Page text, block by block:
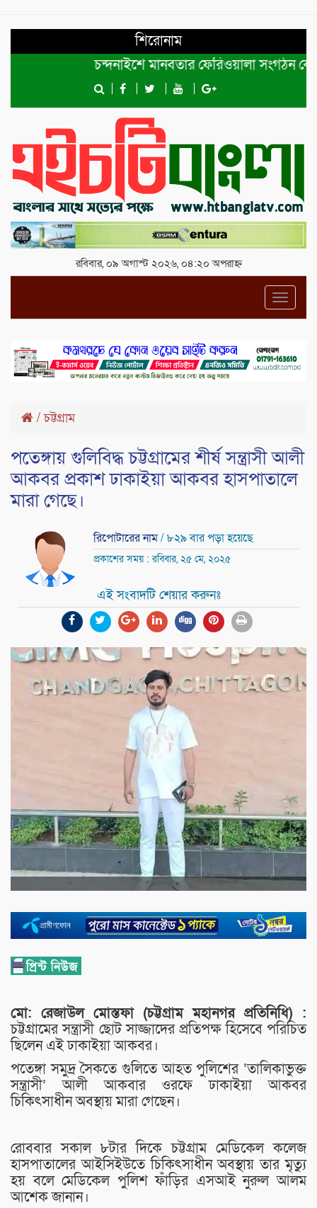
শিরোনাম
চন্দনাইশে মানবতার ফেরিওয়ালা সংগঠন কেন্দ্রীয়
রবিবার, ০৯ অগাস্ট ২০২৬, ০৪:২০ অপরাহ্ন
/চট্টগ্রাম
পতেঙ্গায় গুলিবিদ্ধ চট্টগ্রামের শীর্ষ সন্ত্রাসী আলী
আকবর প্রকাশ ঢাকাইয়া আকবর হাসপাতালে
মারা গেছে।
রিপোটারের নাম/ ৮২৯ বার পড়া হয়েছে
প্রকাশের সময় : রবিবার, ২৫ মে, ২০২৫
এই সংবাদটি শেয়ার করুনঃ
মো: রেজাউল মোস্তফা (চট্টগ্রাম মহানগর প্রতিনিধি) :
চট্টগ্রামের সন্ত্রাসী ছোট সাজ্জাদের প্রতিপক্ষ হিসেবে পরিচিত
ছিলেন এই ঢাকাইয়া আকবর।
পতেঙ্গা সমুদ্র সৈকতে গুলিতে আহত পুলিশের ‘তালিকাভুক্ত
সন্ত্রাসী’ আলী আকবার ওরফে ঢাকাইয়া আকবর
চিকিৎসাধীন অবস্থায় মারা গেছেন।
রোববার সকাল ৮টার দিকে চট্টগ্রাম মেডিকেল কলেজ
হাসপাতালের আইসিইউতে চিকিৎসাধীন অবস্থায় তার মৃত্যু
হয় বলে মেডিকেল পুলিশ ফাঁড়ির এসআই নুরুল আলম
আশেক জানান।